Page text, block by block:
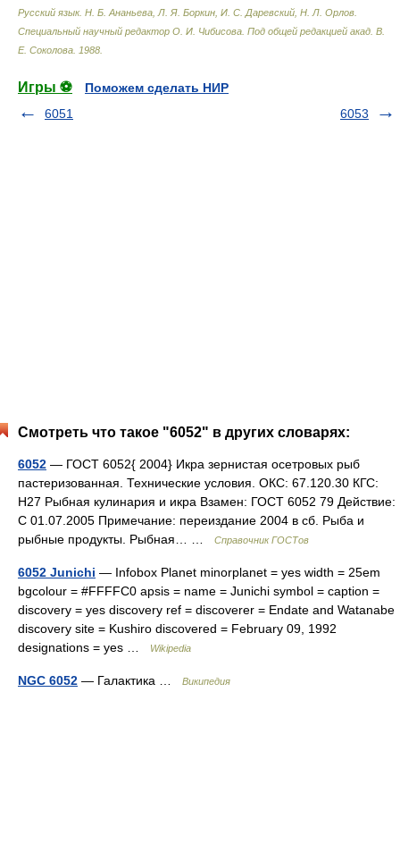
Русский язык. Н. Б. Ананьева, Л. Я. Боркин, И. С. Даревский, Н. Л. Орлов.
Специальный научный редактор О. И. Чибисова. Под общей редакцией акад. В.
Е. Соколова 1988
Игры ⚽
Поможем сделать НИР
6051
6053
Смотреть что такое "6052" в других словарях:
6052 — ГОСТ 6052{ 2004} Икра зернистая осетровых рыб
пастеризованная. Технические условия. ОКС: 67.120.30 КГС:
Н27 Рыбная кулинария и икра Взамен: ГОСТ 6052 79 Действие:
С 01.07.2005 Примечание: переиздание 2004 в сб. Рыба и
рыбные продукты. Рыбная… …
Справочник ГОСТов
6052 Junichi — Infobox Planet minorplanet = yes width = 25em
bgcolour = #FFFFC0 apsis = name = Junichi symbol = caption =
discovery = yes discovery ref = discoverer = Endate and Watanabe
discovery site = Kushiro discovered = February 09, 1992
designations = yes …
Wikipedia
NGC 6052 — Галактика … Википедия